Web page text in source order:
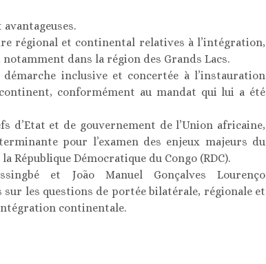
régional et continental relatives à l’intégration,
dans la région des Grands Lacs.
inclusive et concertée à l’instauration
conformément au mandat qui lui a été
d’Etat et de gouvernement de l’Union africaine,
pour l’examen des enjeux majeurs du
République Démocratique du Congo (RDC).
et João Manuel Gonçalves Lourenço
les questions de portée bilatérale, régionale et
continentale.